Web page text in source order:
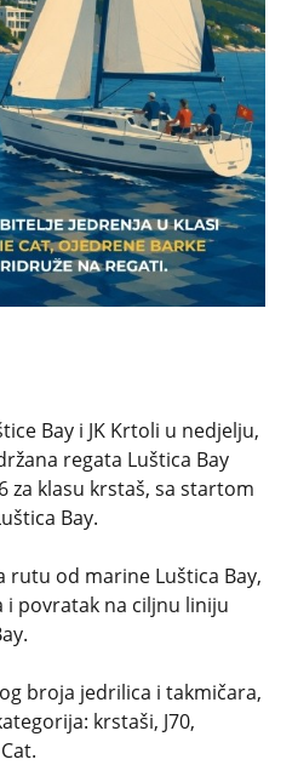
Bay i JK Krtoli u nedjelju,
regata Luštica Bay
za klasu krstaš, sa startom
Bay.
rutu od marine Luštica Bay,
i povratak na ciljnu liniju
broja jedrilica i takmičara,
krstaši, J70,